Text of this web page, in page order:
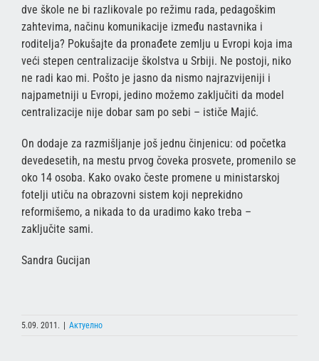
dve škole ne bi razlikovale po režimu rada, pedagoškim
zahtevima, načinu komunikacije između nastavnika i
roditelja? Pokušajte da pronađete zemlju u Evropi koja ima
veći stepen centralizacije školstva u Srbiji. Ne postoji, niko
ne radi kao mi. Pošto je jasno da nismo najrazvijeniji i
najpametniji u Evropi, jedino možemo zaključiti da model
centralizacije nije dobar sam po sebi – ističe Majić.
On dodaje za razmišljanje još jednu činjenicu: od početka
devedesetih, na mestu prvog čoveka prosvete, promenilo se
oko 14 osoba. Kako ovako česte promene u ministarskoj
fotelji utiču na obrazovni sistem koji neprekidno
reformišemo, a nikada to da uradimo kako treba –
zaključite sami.
Sandra Gucijan
5.09. 2011. | Актуелно